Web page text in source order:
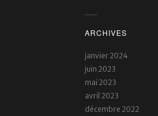
ARCHIVES
janvier 2024
juin 2023
mai 2023
avril 2023
décembre 2022